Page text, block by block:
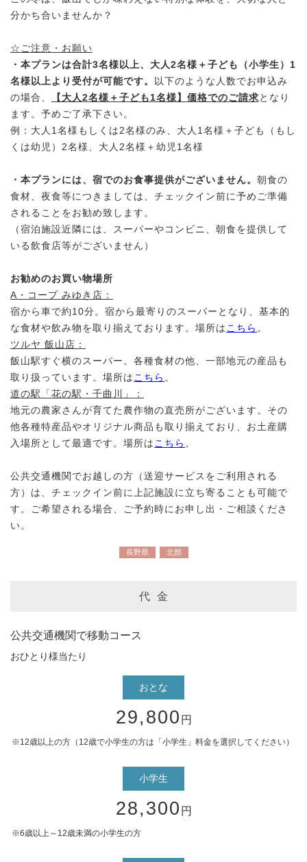
分かち合いませんか？
☆ご注意・お願い
・本プランは合計3名様以上、大人2名様＋子ども（小学生）1
名様以上より受付が可能です。
以下のような人数でお申込み
の場合、
【大人2名様＋子ども1名様】価格でのご請求 となり
ます。予めご了承下さい。
例：大人1名様もしくは2名様のみ、大人1名様＋子ども（もし
くは幼児）2名様、大人2名様＋幼児1名様
・本プランには、宿でのお食事提供がございません。 朝食の
食材、夜食等につきましては、チェックイン前に予めご準備
されることをお勧め致します。
（宿泊施設近隣には、スーパーやコンビニ、朝食を提供して
いる飲食店等がございません）
お勧めのお買い物場所
A・コープ みゆき店：
宿から車で約10分。宿から最寄りのスーパーとなり、基本的
な食材や飲み物を取り揃えております。場所は こちら 。
ツルヤ 飯山店：
飯山駅すぐ横のスーパー。各種食材の他、一部地元の産品も
取り扱っています。場所は こちら 。
道の駅「花の駅・千曲川」：
地元の農家さんが育てた農作物の直売所がございます。その
他各種特産品やオリジナル商品も取り揃えており、お土産購
入場所として最適です。場所は こちら 。
公共交通機関でお越しの方（送迎サービスをご利用される
方）は、チェックイン前に上記施設に立ち寄ることも可能で
す。ご希望される場合、ご予約時にお申し出・ご相談くださ
い。
長野県 北部
代 金
公共交通機関で移動コース
おひとり様当たり
おとな
29,800 円
12歳以上の方（12歳で小学生の方は「小学生」料金を選択してください）
小学生
28,300 円
6歳以上～12歳未満の小学生の方